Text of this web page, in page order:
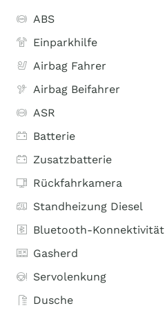
ABS
Einparkhilfe
Airbag Fahrer
Airbag Beifahrer
ASR
Batterie
Zusatzbatterie
Rückfahrkamera
Standheizung Diesel
Bluetooth-Konnektivität
Gasherd
Servolenkung
Dusche